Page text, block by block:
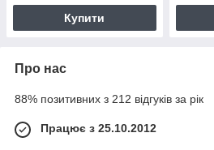
Купити
Про нас
88% позитивних з 212 відгуків за рік
Працює з 25.10.2012